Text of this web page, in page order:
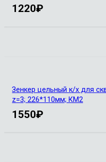
1220₽
Зенкер цельный к/х для
z=3; 226*110мм; КМ2
1550₽